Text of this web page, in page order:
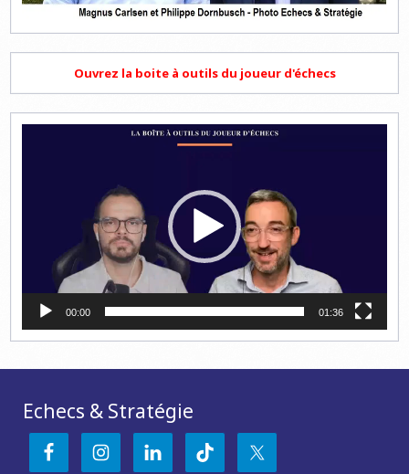
Ouvrez la boite à outils du joueur d'échecs
00:00 01:36
Echecs & Stratégie